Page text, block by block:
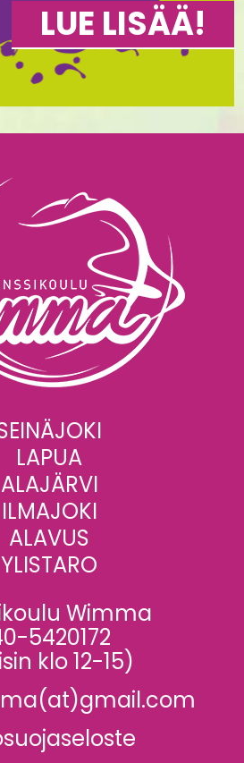
LUE LISÄÄ!
LAPUA
ALAJÄRVI
ILMAJOKI
ALAVUS
YLISTARO
Wimma
5420172
klo 12-15)